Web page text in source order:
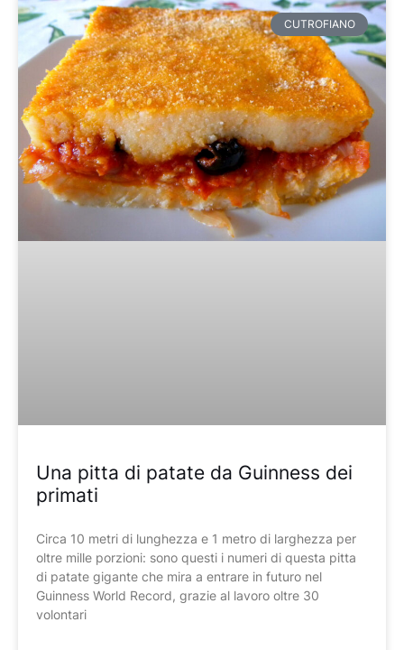
CUTROFIANO
Una pitta di patate da Guinness dei
primati
Circa 10 metri di lunghezza e 1 metro di larghezza per
oltre mille porzioni: sono questi i numeri di questa pitta
di patate gigante che mira a entrare in futuro nel
Guinness World Record, grazie al lavoro oltre 30
volontari